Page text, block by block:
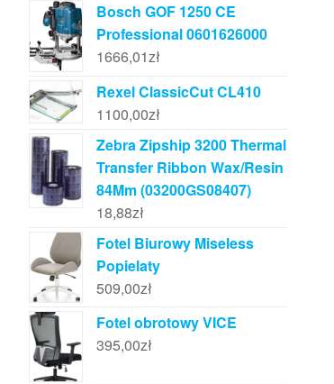
Bosch GOF 1250 CE
Professional 0601626000
1666,01zł
Rexel ClassicCut CL410
1100,00zł
Zebra Zipship 3200 Thermal
Transfer Ribbon Wax/Resin
84Mm (03200GS08407)
18,88zł
Fotel Biurowy Miseless
Popielaty
509,00zł
Fotel obrotowy VICE
395,00zł